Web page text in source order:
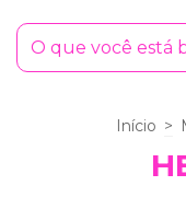
Início >